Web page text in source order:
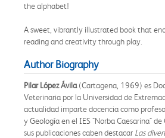
the alphabet!
A sweet, vibrantly illustrated book that
reading and creativity through play.
Author Biography
Pilar López Ávila(Cartagena, 1969) es
Veterinaria por la Universidad de
actualidad imparte docencia como
y Geología en el IES "Norba Caesarina" de
sus publicaciones caben destacar Las